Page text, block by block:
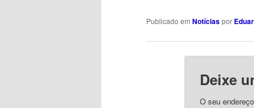
Publicado em Notíciaspor
Deixe
O seu